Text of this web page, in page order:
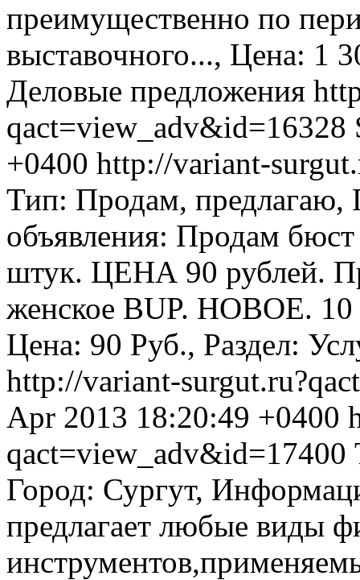
преимущественно по
выставочного..., Цена: 1
Деловые предложения
qact=view_adv&id=16328
+0400 http://variant-
Тип: Продам, предлагаю,
объявления: Продам
штук. ЦЕНА 90 рублей.
женское BUP. НОВОЕ.
Цена: 90 Руб., Раздел:
http://variant-
Apr 2013 18:20:49 +0400
qact=view_adv&id=17400
Город: Сургут,
предлагает любые виды